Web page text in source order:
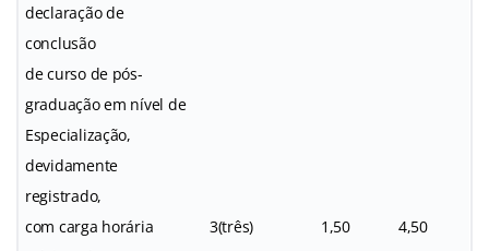
declaração de
conclusão
de curso de pós-
graduação em nível de
Especialização,
devidamente
registrado,
com carga horária
3(três) 1,50 4,50